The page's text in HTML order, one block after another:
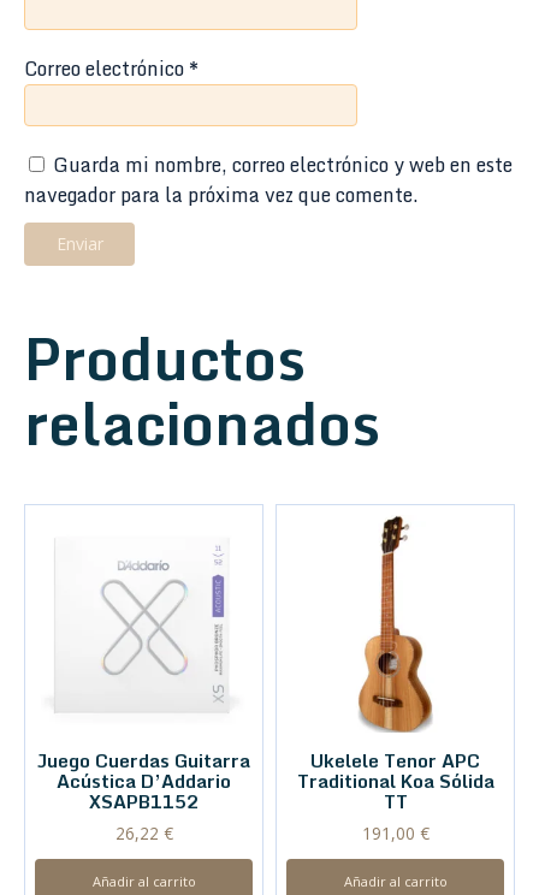
Correo electrónico*
Guarda mi nombre, correo electrónico y web en este
navegador para la próxima vez que comente.
Productos
relacionados
Juego Cuerdas Guitarra
Acústica D’Addario
XSAPB1152
26,22 €
Añadir al carrito
Ukelele Tenor APC
Traditional Koa Sólida
TT
191,00 €
Añadir al carrito